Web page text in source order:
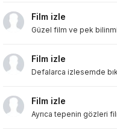
Film izle
Güzel film ve pek
Film izle
Defalarca izlesemde
Film izle
Ayrıca tepenin gözleri